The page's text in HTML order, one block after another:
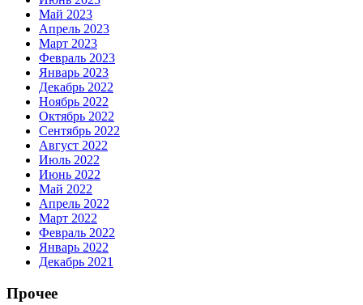
Май 2023
Апрель 2023
Март 2023
Февраль 2023
Январь 2023
Декабрь 2022
Ноябрь 2022
Октябрь 2022
Сентябрь 2022
Август 2022
Июль 2022
Июнь 2022
Май 2022
Апрель 2022
Март 2022
Февраль 2022
Январь 2022
Декабрь 2021
Прочее